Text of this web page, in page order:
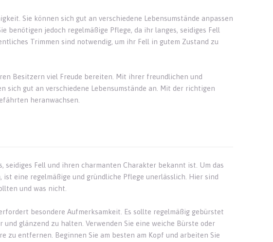
Sie können sich gut an verschiedene Lebensumstände anpassen
benötigen jedoch regelmäßige Pflege, da ihr langes, seidiges Fell
Trimmen sind notwendig, um ihr Fell in gutem Zustand zu
Besitzern viel Freude bereiten. Mit ihrer freundlichen und
sich gut an verschiedene Lebensumstände an. Mit der richtigen
heranwachsen.
Fell und ihren charmanten Charakter bekannt ist. Um das
eine regelmäßige und gründliche Pflege unerlässlich. Hier sind
und was nicht.
besondere Aufmerksamkeit. Es sollte regelmäßig gebürstet
glänzend zu halten. Verwenden Sie eine weiche Bürste oder
zu entfernen. Beginnen Sie am besten am Kopf und arbeiten Sie